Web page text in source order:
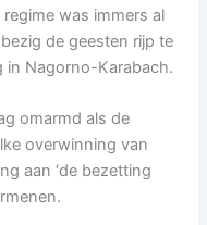
was immers al
de geesten rijp te
in Nagorno-Karabach.
omarmd als de
overwinning van
aan ‘de bezetting